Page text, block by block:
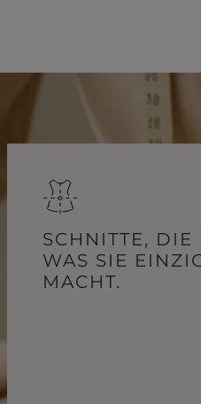
SCHNITTE, DIE
WAS SIE
MACHT.